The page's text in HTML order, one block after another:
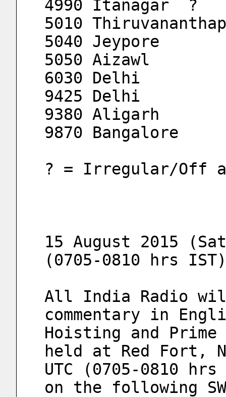
4990 Itanagar  ?
5010
5040 Jeypore
5050 Aizawl
6030 Delhi
9425 Delhi
9380 Aligarh
9870 Bangalore
? = Irregular/Off
15 August 2015
(0705-0810 hrs IST)
All India Radio
commentary in
Hoisting and
held at Red Fort,
UTC (0705-0810
on the following